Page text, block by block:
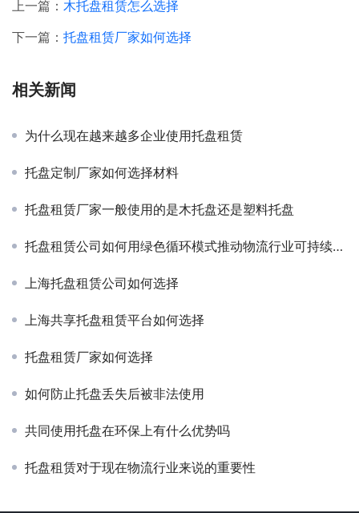
上一篇： 木托盘租赁怎么选择
下一篇： 托盘租赁厂家如何选择
相关新闻
为什么现在越来越多企业使用托盘租赁
托盘定制厂家如何选择材料
托盘租赁厂家一般使用的是木托盘还是塑料托盘
托盘租赁公司如何用绿色循环模式推动物流行业可持续发展？
上海托盘租赁公司如何选择
上海共享托盘租赁平台如何选择
托盘租赁厂家如何选择
如何防止托盘丢失后被非法使用
共同使用托盘在环保上有什么优势吗
托盘租赁对于现在物流行业来说的重要性